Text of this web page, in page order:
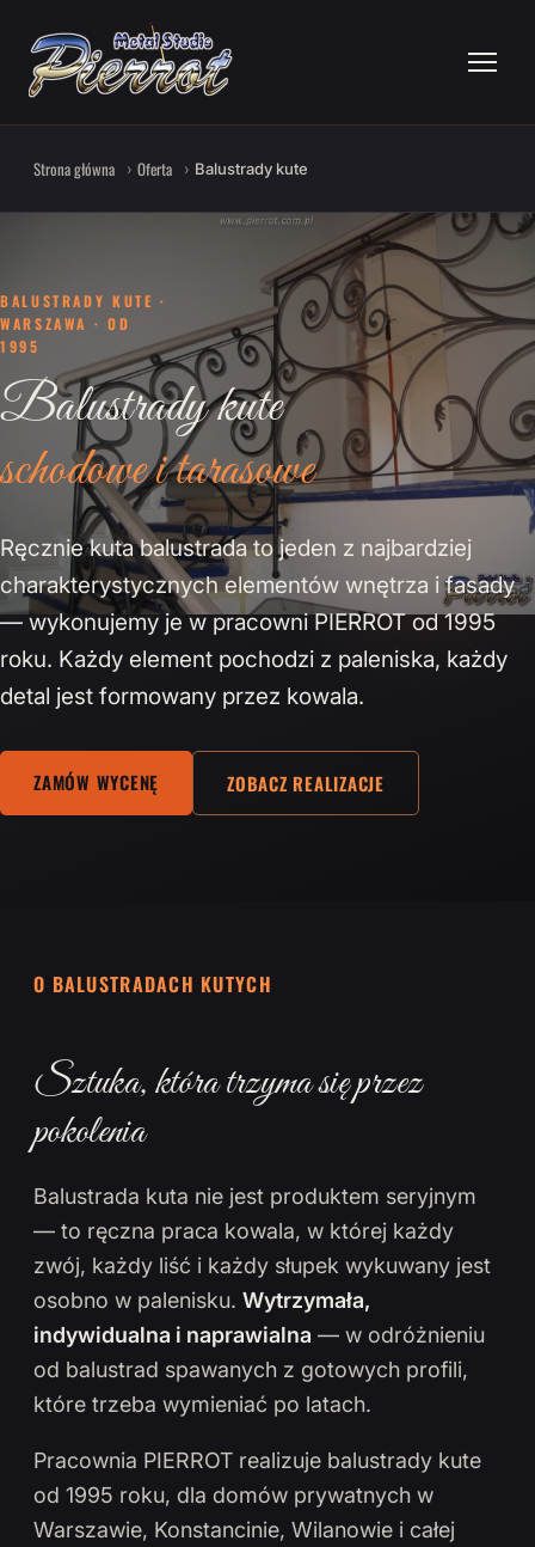
Strona główna Oferta Balustrady kute
BALUSTRADY KUTE ·
WARSZAWA · OD
1995
Balustrady kute
schodowe i tarasowe
Ręcznie kuta balustrada to jeden z najbardziej
charakterystycznych elementów wnętrza i fasady
— wykonujemy je w pracowni PIERROT od 1995
roku. Każdy element pochodzi z paleniska, każdy
detal jest formowany przez kowala.
ZAMÓW WYCENĘ ZOBACZ REALIZACJE
O BALUSTRADACH KUTYCH
Sztuka, która trzyma się przez
pokolenia
Balustrada kuta nie jest produktem seryjnym
— to ręczna praca kowala, w której każdy
zwój, każdy liść i każdy słupek wykuwany jest
osobno w palenisku. Wytrzymała,
indywidualna i naprawialna — w odróżnieniu
od balustrad spawanych z gotowych profili,
które trzeba wymieniać po latach.
Pracownia PIERROT realizuje balustrady kute
od 1995 roku, dla domów prywatnych w
Warszawie, Konstancinie, Wilanowie i całej